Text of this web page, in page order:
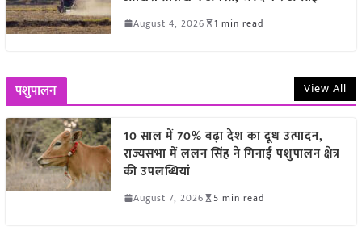
August 4, 2026 1 min read
पशुपालन View All
10 साल में 70% बढ़ा देश का दूध उत्पादन,
राज्यसभा में ललन सिंह ने गिनाईं पशुपालन क्षेत्र
की उपलब्धियां
August 7, 2026 5 min read